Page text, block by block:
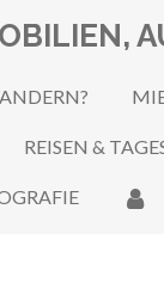
REISEN &